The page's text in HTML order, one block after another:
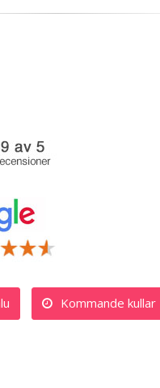
Kommande kullar